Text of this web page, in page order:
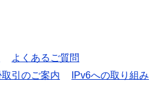
よくあるご質問
引のご案内
IPv6への取り組み